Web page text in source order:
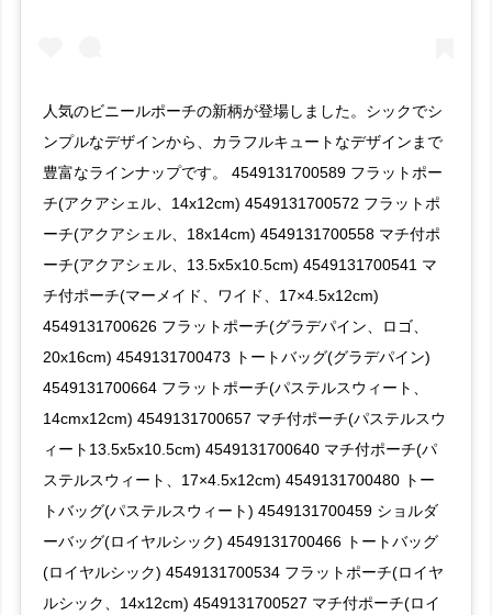
人気のビニールポーチの新柄が登場しました。シックでシ
ンプルなデザインから、カラフルキュートなデザインまで
豊富なラインナップです。 4549131700589 フラットポー
チ(アクアシェル、14x12cm) 4549131700572 フラットポ
ーチ(アクアシェル、18x14cm) 4549131700558 マチ付ポ
ーチ(アクアシェル、13.5x5x10.5cm) 4549131700541 マ
チ付ポーチ(マーメイド、ワイド、17×4.5x12cm)
4549131700626 フラットポーチ(グラデパイン、ロゴ、
20x16cm) 4549131700473 トートバッグ(グラデパイン)
4549131700664 フラットポーチ(パステルスウィート、
14cmx12cm) 4549131700657 マチ付ポーチ(パステルスウ
ィート13.5x5x10.5cm) 4549131700640 マチ付ポーチ(パ
ステルスウィート、17×4.5x12cm) 4549131700480 トー
トバッグ(パステルスウィート) 4549131700459 ショルダ
ーバッグ(ロイヤルシック) 4549131700466 トートバッグ
(ロイヤルシック) 4549131700534 フラットポーチ(ロイヤ
ルシック、14x12cm) 4549131700527 マチ付ポーチ(ロイ